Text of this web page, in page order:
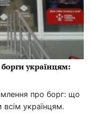
українцям:
про борг: що
українцям.